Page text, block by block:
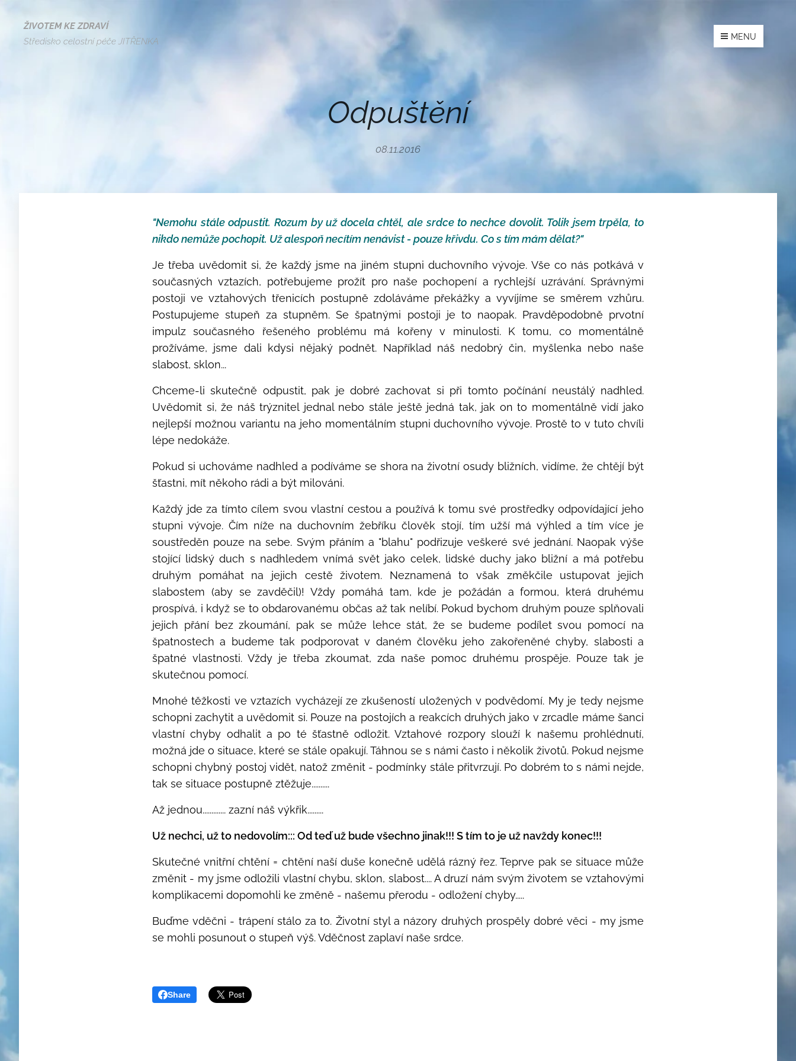
ŽIVOTEM KE ZDRAVÍ
Středisko celostní péče JITŘENKA
MENU
Odpuštění
08.11.2016
"Nemohu stále odpustit. Rozum by už docela chtěl, ale srdce to nechce dovolit. Tolik jsem trpěla, to
nikdo nemůže pochopit. Už alespoň necítím nenávist - pouze křivdu. Co s tím mám dělat?"
Je třeba uvědomit si, že každý jsme na jiném stupni duchovního vývoje. Vše co nás potkává v
současných vztazích, potřebujeme prožít pro naše pochopení a rychlejší uzrávání. Správnými
postoji ve vztahových třenicích postupně zdoláváme překážky a vyvíjíme se směrem vzhůru.
Postupujeme stupeň za stupněm. Se špatnými postoji je to naopak. Pravděpodobně prvotní
impulz současného řešeného problému má kořeny v minulosti. K tomu, co momentálně
prožíváme, jsme dali kdysi nějaký podnět. Například náš nedobrý čin, myšlenka nebo naše
slabost, sklon...
Chceme-li skutečně odpustit, pak je dobré zachovat si při tomto počínání neustálý nadhled.
Uvědomit si, že náš trýznitel jednal nebo stále ještě jedná tak, jak on to momentálně vidí jako
nejlepší možnou variantu na jeho momentálním stupni duchovního vývoje. Prostě to v tuto chvíli
lépe nedokáže.
Pokud si uchováme nadhled a podíváme se shora na životní osudy bližních, vidíme, že chtějí být
šťastni, mít někoho rádi a být milováni.
Každý jde za tímto cílem svou vlastní cestou a používá k tomu své prostředky odpovídající jeho
stupni vývoje. Čím níže na duchovním žebříku člověk stojí, tím užší má výhled a tím více je
soustředěn pouze na sebe. Svým přáním a "blahu" podřizuje veškeré své jednání. Naopak výše
stojící lidský duch s nadhledem vnímá svět jako celek, lidské duchy jako bližní a má potřebu
druhým pomáhat na jejich cestě životem. Neznamená to však změkčile ustupovat jejich
slabostem (aby se zavděčil)! Vždy pomáhá tam, kde je požádán a formou, která druhému
prospívá, i když se to obdarovanému občas až tak nelíbí. Pokud bychom druhým pouze splňovali
jejich přání bez zkoumání, pak se může lehce stát, že se budeme podílet svou pomocí na
špatnostech a budeme tak podporovat v daném člověku jeho zakořeněné chyby, slabosti a
špatné vlastnosti. Vždy je třeba zkoumat, zda naše pomoc druhému prospěje. Pouze tak je
skutečnou pomocí.
Mnohé těžkosti ve vztazích vycházejí ze zkušeností uložených v podvědomí. My je tedy nejsme
schopni zachytit a uvědomit si. Pouze na postojích a reakcích druhých jako v zrcadle máme šanci
vlastní chyby odhalit a po té šťastně odložit. Vztahové rozpory slouží k našemu prohlédnutí,
možná jde o situace, které se stále opakují. Táhnou se s námi často i několik životů. Pokud nejsme
schopni chybný postoj vidět, natož změnit - podmínky stále přitvrzují. Po dobrém to s námi nejde,
tak se situace postupně ztěžuje..........
Až jednou............. zazní náš výkřik.........
Už nechci, už to nedovolím::: Od teď už bude všechno jinak!!! S tím to je už navždy konec!!!
Skutečné vnitřní chtění = chtění naší duše konečně udělá rázný řez. Teprve pak se situace může
změnit - my jsme odložili vlastní chybu, sklon, slabost.... A druzí nám svým životem se vztahovými
komplikacemi dopomohli ke změně - našemu přerodu - odložení chyby.....
Buďme vděčni - trápení stálo za to. Životní styl a názory druhých prospěly dobré věci - my jsme
se mohli posunout o stupeň výš. Vděčnost zaplaví naše srdce.
Share